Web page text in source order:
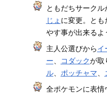
ともだちサークル
じょ に変更。と
やす事が出来るよ
主人公選びからイ
ー
コダックが取
ル、 ポッチャマ
全ポケモンに表情